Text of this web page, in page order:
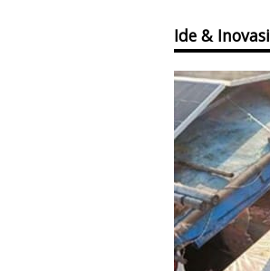
Ide & Inovasi